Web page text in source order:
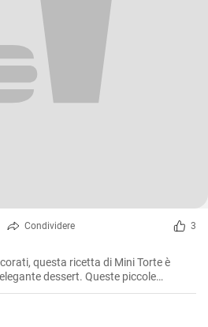
Condividere 3
questa ricetta di Mini Torte è
dessert. Queste piccole
piacere per gli occhi e un paradiso